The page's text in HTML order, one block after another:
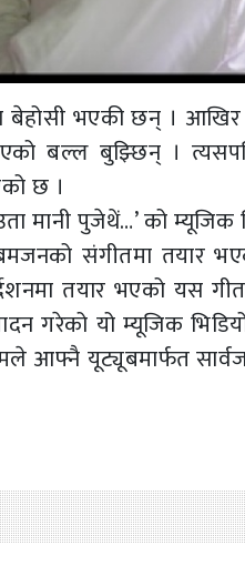
बेहोसी भएकी छन् ।
बल्ल बुझ्छिन् ।
छ ।
मानी पुजेथें…’ को म्यूजिक
संगीतमा तयार
तयार भएको यस
गरेको यो म्यूजिक
आफ्नै यूट्यूबमार्फत